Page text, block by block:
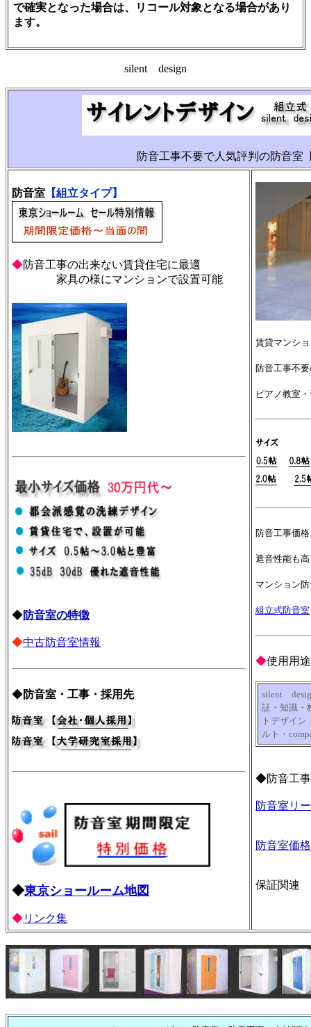
で確実となった場合は、リコール対象となる場合があり
ます。
silent design
防音工事不要で人気評判の防音室
防音室 【組立タイプ】
◆防音工事の出来ない賃貸住宅に最適
家具の様にマンションで設置可能
◆防音室の特徴
◆中古防音室情報
◆防音室・工事・採用先
◆東京ショールーム地図
◆リンク集
賃貸マンシ
防音工事不
ピアノ教室
防音工事価
遮音性能も
マンション
組立式防音室
◆使用用途
silent
証・知識・
トデザイ
ルト・
◆防音工事
防音室リ
防音室価
保証関連